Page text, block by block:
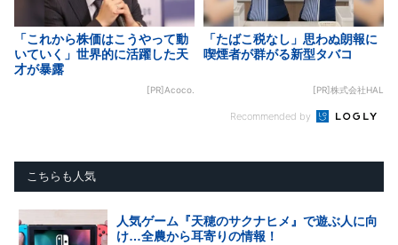
「これから株価はこうやって動
いていく」世界的に活躍した天
才が暴露
[PR]Acoco.
「たばこ税なし」思わぬ朗報に
喫煙者が群がる新型タバコ
[PR]株式会社HAL
Recommended by
こちらも人気
人気ゲーム『天穂のサクナヒメ』で遊ぶ人に向
け…全農から耳寄りの情報！